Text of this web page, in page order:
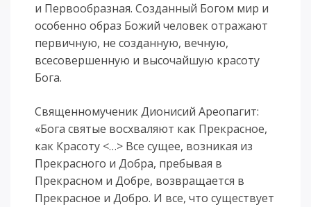
и Первообразная. Созданный Богом мир и
особенно образ Божий человек отражают
первичную, не созданную, вечную,
всесовершенную и высочайшую красоту
Бога.
Священномученик Дионисий Ареопагит:
«Бога святые восхваляют как Прекрасное,
как Красоту <…> Все сущее, возникая из
Прекрасного и Добра, пребывая в
Прекрасном и Добре, возвращается в
Прекрасное и Добро. И все, что существует